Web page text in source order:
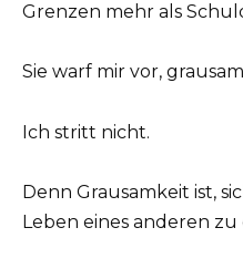
Grenzen mehr als
Sie warf mir vor,
Ich stritt nicht.
Denn Grausamkeit ist,
Leben eines anderen zu